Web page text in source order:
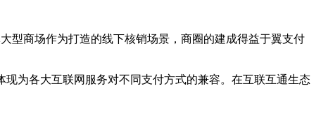
型商场作为打造的线下核销场景，商圈的建成得益于翼支付
为各大互联网服务对不同支付方式的兼容。在互联互通生态